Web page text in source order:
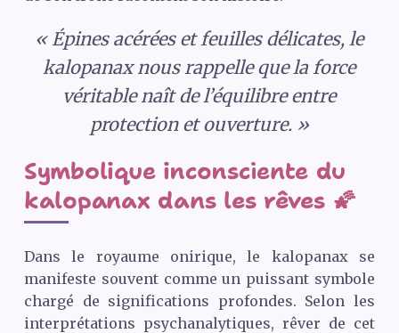
« Épines acérées et feuilles délicates, le
kalopanax nous rappelle que la force
véritable naît de l’équilibre entre
protection et ouverture. »
Symbolique inconsciente du
kalopanax dans les rêves 🌠
Dans le royaume onirique, le kalopanax se
manifeste souvent comme un puissant symbole
chargé de significations profondes. Selon les
interprétations psychanalytiques, rêver de cet